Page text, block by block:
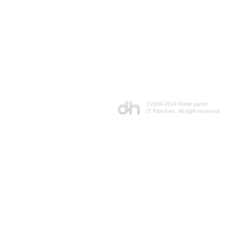
©2004-2014 Robin panel
IT Patrol inc. All right reserved.